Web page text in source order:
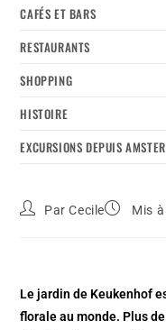
CAFÉS ET BARS
RESTAURANTS
SHOPPING
HISTOIRE
EXCURSIONS DEPUIS
ParCecile Mis
Le jardin de Keukenhof
florale au monde. Plus